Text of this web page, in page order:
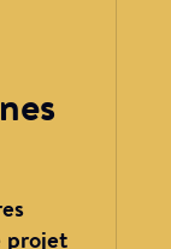
projet